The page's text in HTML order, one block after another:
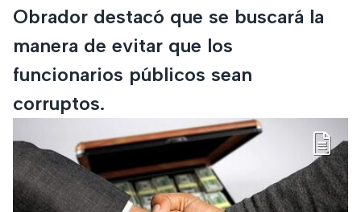
Obrador destacó que se buscará la
manera de evitar que los
funcionarios públicos sean
corruptos.